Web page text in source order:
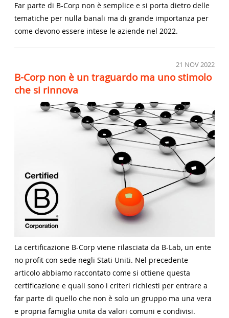
Far parte di B-Corp non è semplice e si porta dietro delle
tematiche per nulla banali ma di grande importanza per
come devono essere intese le aziende nel 2022.
21 NOV 2022
B-Corp non è un traguardo ma uno stimolo
che si rinnova
La certificazione B-Corp viene rilasciata da B-Lab, un ente
no profit con sede negli Stati Uniti. Nel precedente
articolo abbiamo raccontato come si ottiene questa
certificazione e quali sono i criteri richiesti per entrare a
far parte di quello che non è solo un gruppo ma una vera
e propria famiglia unita da valori comuni e condivisi.